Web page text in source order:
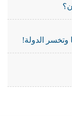
وتخسر الدولة!